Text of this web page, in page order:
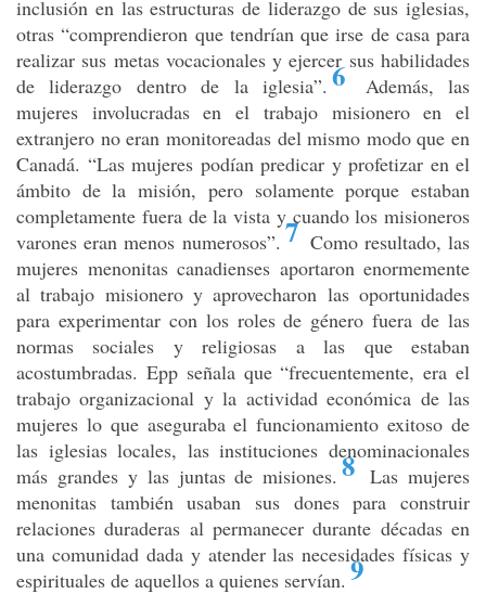
inclusión en las estructuras de liderazgo de sus iglesias,
otras “comprendieron que tendrían que irse de casa para
realizar sus metas vocacionales y ejercer sus habilidades
de liderazgo dentro de la iglesia”. 6
Además, las
mujeres involucradas en el trabajo misionero en el
extranjero no eran monitoreadas del mismo modo que en
Canadá. “Las mujeres podían predicar y profetizar en el
ámbito de la misión, pero solamente porque estaban
completamente fuera de la vista y cuando los misioneros
varones eran menos numerosos”. 7 Como resultado, las
mujeres menonitas canadienses aportaron enormemente
al trabajo misionero y aprovecharon las oportunidades
para experimentar con los roles de género fuera de las
normas sociales y religiosas a las que estaban
acostumbradas. Epp señala que “frecuentemente, era el
trabajo organizacional y la actividad económica de las
mujeres lo que aseguraba el funcionamiento exitoso de
las iglesias locales, las instituciones denominacionales
más grandes y las juntas de misiones. 8 Las mujeres
menonitas también usaban sus dones para construir
relaciones duraderas al permanecer durante décadas en
una comunidad dada y atender las necesidades físicas y
espirituales de aquellos a quienes servían. 9